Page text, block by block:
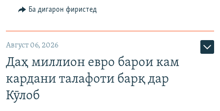
Ба дигарон фиристед
Август 06, 2026
Даҳ миллион евро барои кам
кардани талафоти барқ дар
Кӯлоб